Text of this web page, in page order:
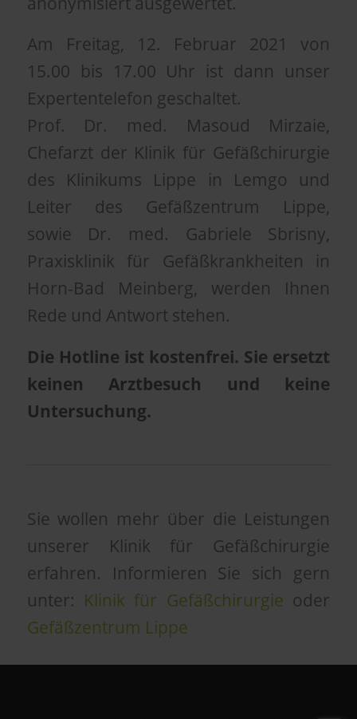
Am Freitag, 12. Februar 2021 von
15.00 bis 17.00 Uhr ist dann unser
Expertentelefon geschaltet.
Prof. Dr. med. Masoud Mirzaie,
Chefarzt der Klinik für Gefäßchirurgie
des Klinikums Lippe in Lemgo und
Leiter des Gefäßzentrum Lippe,
sowie Dr. med. Gabriele Sbrisny,
Praxisklinik für Gefäßkrankheiten in
Horn-Bad Meinberg, werden Ihnen
Rede und Antwort stehen.
Die Hotline ist kostenfrei. Sie ersetzt
keinen Arztbesuch und keine
Untersuchung.
Sie wollen mehr über die Leistungen
unserer Klinik für Gefäßchirurgie
erfahren. Informieren Sie sich gern
unter: Klinik für Gefäßchirurgie oder
Gefäßzentrum Lippe